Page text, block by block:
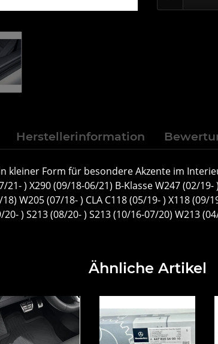
Herstellerinformation
kleiner Form für besondere Akzente im
) X290 (09/18-06/21) B-Klasse W247 (02/
W205 (07/18- ) CLA C118 (05/19- ) X118 (09/
) S213 (08/20- ) S213 (10/16-07/20) W213
Ähnliche Artikel